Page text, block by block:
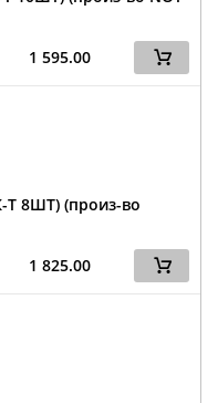
1 595.00
8ШТ) (произ-во
1 825.00